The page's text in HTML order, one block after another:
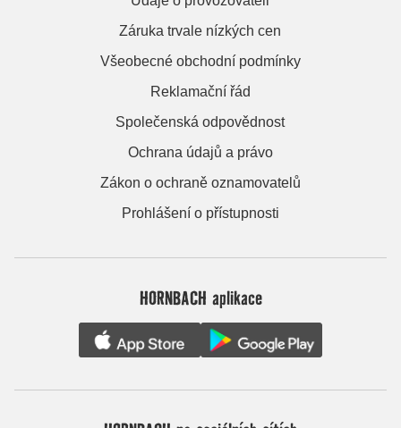
Záruka trvale nízkých cen
Všeobecné obchodní podmínky
Reklamační řád
Společenská odpovědnost
Ochrana údajů a právo
Zákon o ochraně oznamovatelů
Prohlášení o přístupnosti
HORNBACH aplikace